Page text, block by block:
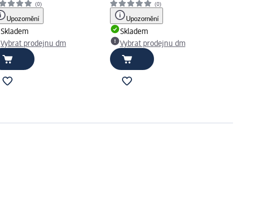
(0)
Upozornění
Skladem
Vybrat prodejnu dm
(0)
Upozornění
Skladem
Vybrat prodejnu dm